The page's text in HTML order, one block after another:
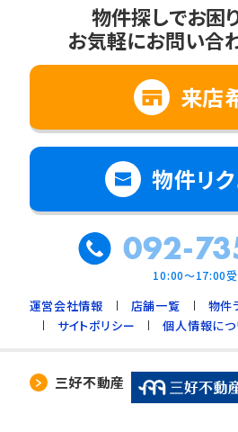
物件探しでお困
お気軽にお問い合
来店
物件リ
092-
10:00～17:00
運営会社情報 店舗一覧
物件
サイトポリシー
個人情報につ
三好不動産